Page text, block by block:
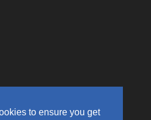
to ensure you get